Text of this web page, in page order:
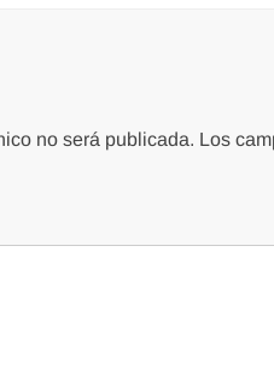
no será publicada. Los